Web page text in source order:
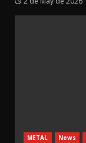
METAL News